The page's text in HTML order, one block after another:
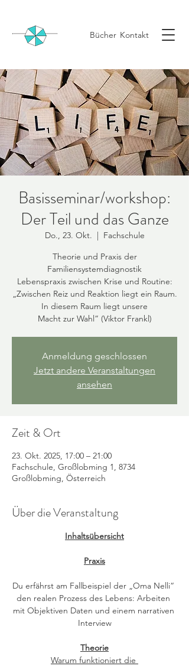
Bücher Kontakt
Basisseminar/workshop:
Der Teil und das Ganze
Do., 23. Okt.
  |
Fachschule
Theorie und Praxis der
Familiensystemdiagnostik
Lebenspraxis zwischen Krise und Routine:
„Zwischen Reiz und Reaktion liegt ein Raum.
In diesem Raum liegt unsere
Anmeldung geschlossen
Jetzt andere Veranstaltungen
ansehen
Zeit & Ort
23. Okt. 2025, 17:00 – 21:00
Fachschule, Großlobming 1, 8734
Großlobming, Österreich
Über die Veranstaltung
Inhaltsübersicht
Praxis
Du erfährst am Fallbeispiel der „Oma Nelli“
den realen Prozess des Lebens: Arbeiten
mit Objektiven Daten und einem narrativen
Interview
Theorie
Warum funktioniert die